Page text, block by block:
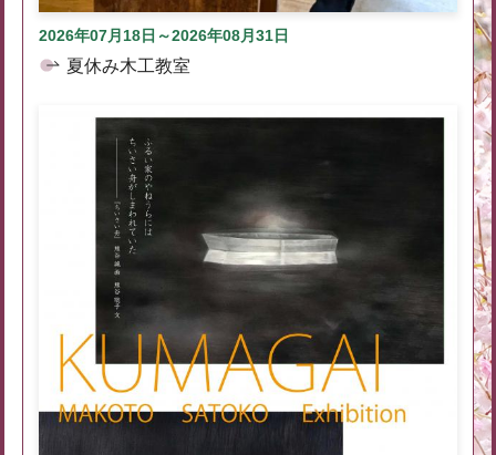
2026年07月18日～2026年08月31日
夏休み木工教室